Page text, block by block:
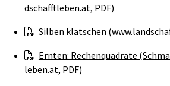
dschafftleben.at, PDF)
Silben klatschen
Ernten: Rechenquadrate
leben.at, PDF)